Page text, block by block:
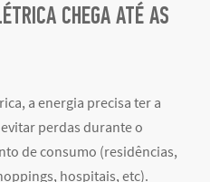
CHEGA ATÉ AS
a energia precisa ter a
perdas durante o
de consumo (residências,
hospitais, etc).